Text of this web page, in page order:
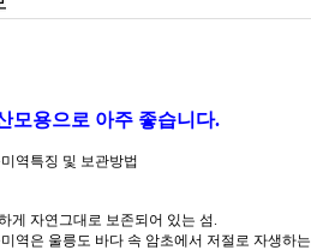
모용으로 아주 좋습니다.
역특징 및 보관방법
게 자연그대로 보존되어 있는 섬.
역은 울릉도 바다 속 암초에서 저절로 자생하는